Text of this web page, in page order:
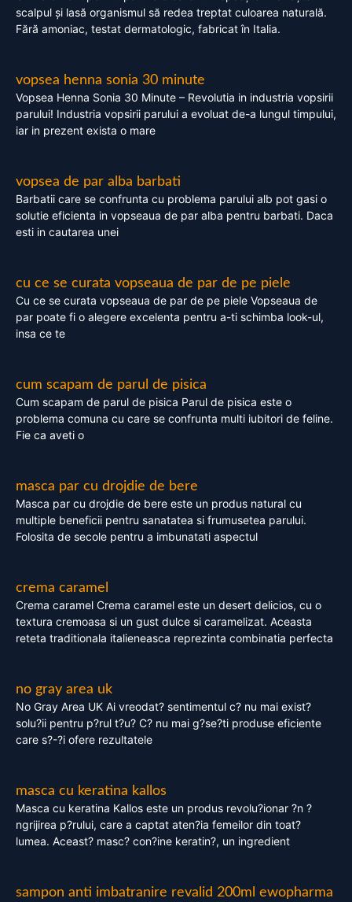
scalpul și lasă organismul să redea treptat culoarea naturală.
Fără amoniac, testat dermatologic, fabricat în Italia.
vopsea henna sonia 30 minute
Vopsea Henna Sonia 30 Minute – Revolutia in industria vopsirii
parului! Industria vopsirii parului a evoluat de-a lungul timpului,
iar in prezent exista o mare
vopsea de par alba barbati
Barbatii care se confrunta cu problema parului alb pot gasi o
solutie eficienta in vopseaua de par alba pentru barbati. Daca
esti in cautarea unei
cu ce se curata vopseaua de par de pe piele
Cu ce se curata vopseaua de par de pe piele Vopseaua de
par poate fi o alegere excelenta pentru a-ti schimba look-ul,
insa ce te
cum scapam de parul de pisica
Cum scapam de parul de pisica Parul de pisica este o
problema comuna cu care se confrunta multi iubitori de feline.
Fie ca aveti o
masca par cu drojdie de bere
Masca par cu drojdie de bere este un produs natural cu
multiple beneficii pentru sanatatea si frumusetea parului.
Folosita de secole pentru a imbunatati aspectul
crema caramel
Crema caramel Crema caramel este un desert delicios, cu o
textura cremoasa si un gust dulce si caramelizat. Aceasta
reteta traditionala italieneasca reprezinta combinatia perfecta
no gray area uk
No Gray Area UK Ai vreodat? sentimentul c? nu mai exist?
solu?ii pentru p?rul t?u? C? nu mai g?se?ti produse eficiente
care s?-?i ofere rezultatele
masca cu keratina kallos
Masca cu keratina Kallos este un produs revolu?ionar ?n ?
ngrijirea p?rului, care a captat aten?ia femeilor din toat?
lumea. Aceast? masc? con?ine keratin?, un ingredient
sampon anti imbatranire revalid 200ml ewopharma